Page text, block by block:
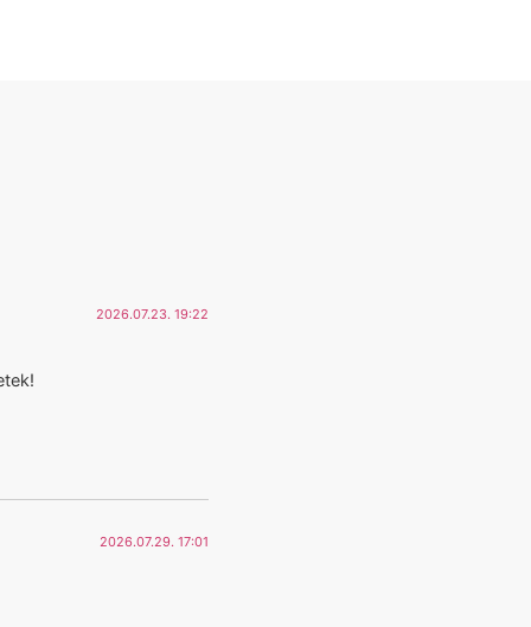
2026.07.23. 19:22
2026.07.29. 17:01